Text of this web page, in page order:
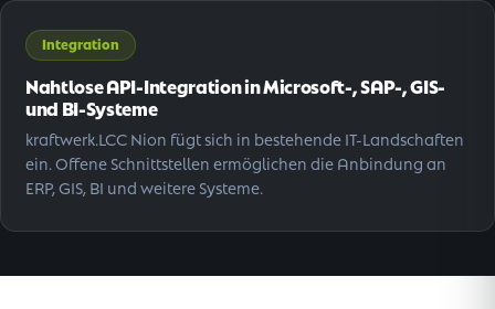
Integration
Nahtlose API-Integration in Microsoft-, SAP-, GIS-
und BI-Systeme
kraftwerk.LCC Nion fügt sich in bestehende IT-Landschaften
ein. Offene Schnittstellen ermöglichen die Anbindung an
ERP, GIS, BI und weitere Systeme.